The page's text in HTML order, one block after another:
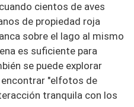
cientos de aves
de propiedad roja
sobre el lago al mismo
es suficiente para
se puede explorar
"elfotos de
tranquila con los